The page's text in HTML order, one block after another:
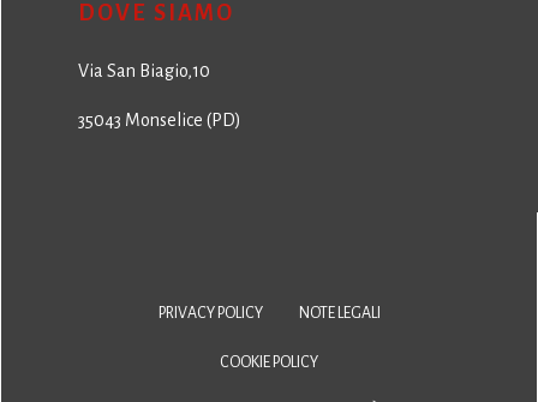
DOVE SIAMO
Via San Biagio,10
35043 Monselice (PD)
PRIVACY POLICY NOTE LEGALI
COOKIE POLICY